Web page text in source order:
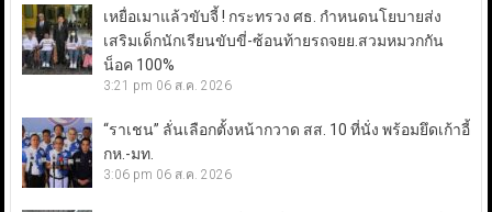
เหยื่อเมาแล้วขับจี้ ! กระทรวง ศธ. กำหนดนโยบายส่ง
เสริมเด็กนักเรียนขับขี่-ซ้อนท้ายรถจยย.สวมหมวกกัน
น็อค 100%
3:21 pm 06 ส.ค. 2026
“ราเชน” ลั่นเลือกตั้งหน้ากวาด สส. 10 ที่นั่ง พร้อมยึดเก้าอี้
กห.-มท.
3:06 pm 06 ส.ค. 2026